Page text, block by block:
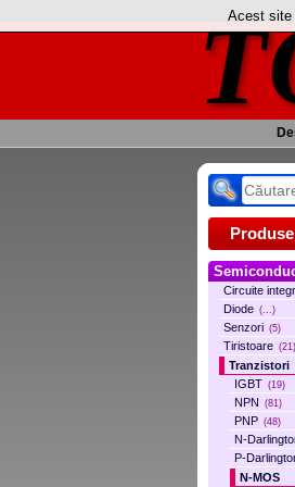
Produse
Circuite
Diode (...)
Senzori (5)
Tiristoare (21)
Tranzistori
IGBT (19)
NPN (81)
PNP (48)
N-
P-
N-MOS
Acest site